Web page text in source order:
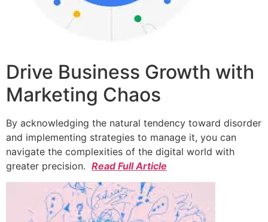
Drive Business Growth with
Marketing Chaos
By acknowledging the natural tendency toward disorder
and implementing strategies to manage it, you can
navigate the complexities of the digital world with
greater precision. Read Full Article